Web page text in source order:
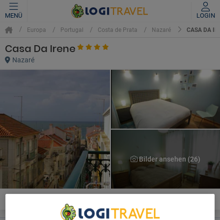
MENÜ LOGIN
Europa Portugal Costa de Prata Nazaré CASA DA
Casa Da Irene
Nazaré
Bilder ansehen (26)